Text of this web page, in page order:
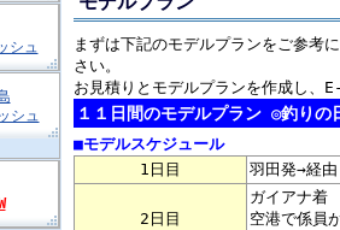
シュ
シュ
まずは下記のモデルプランをご参考
さい。
お見積りとモデルプランを作成し、
１１日間のモデルプラン ◎釣りの
■モデルスケジュール
1日目
羽田発→経由
2日目
ガイアナ着
空港で係員